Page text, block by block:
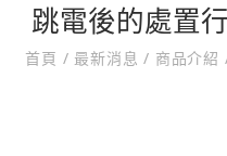
跳電後的處置
首頁 / 最新消息/ 商品介紹